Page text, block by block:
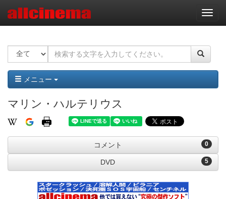
ナ
ビ
ー
ョ
ン
メニュー
マリン・ハルテリウス
0
コメント
5
DVD